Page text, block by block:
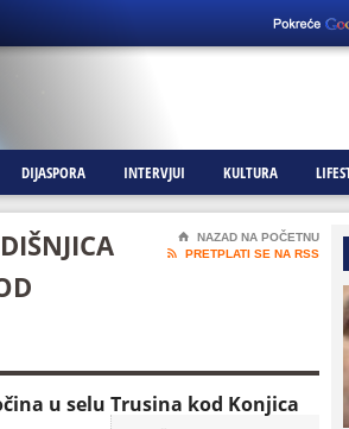
DIJASPORA INTERVJUI KULTURA
⌂
NAZAD NA POČETNU

PRETPLATI SE NA RSS
u selu Trusina kod Konjica